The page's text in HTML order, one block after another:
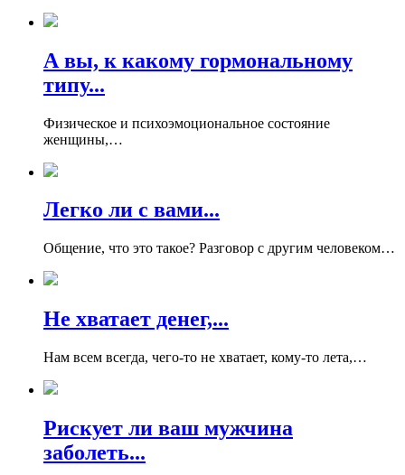
А вы, к какому гормональному
типу...
Физическое и психоэмоциональное состояние
женщины,…
Легко ли с вами...
Общение, что это такое? Разговор с другим человеком…
Не хватает денег,...
Нам всем всегда, чего-то не хватает, кому-то лета,…
Рискует ли ваш мужчина
заболеть...